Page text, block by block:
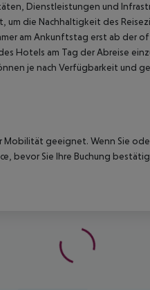
Dienstleistungen und
um die Nachhaltigkeit des
am Ankunftstag erst ab der
Hotels am Tag der Abreise
je nach Verfügbarkeit und
Mobilität geeignet. Wenn Sie
bevor Sie Ihre Buchung